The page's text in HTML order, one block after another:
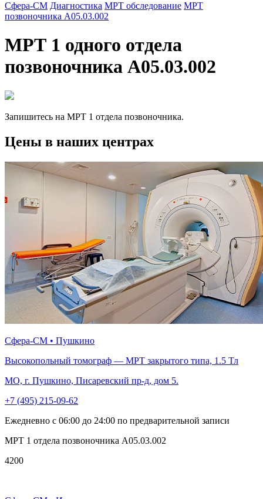
Сфера-СМ Диагностика МРТ обследование МРТ
позвоночника A05.03.002
МРТ 1 одного отдела
позвоночника A05.03.002
Запишитесь на МРТ 1 отдела позвоночника.
Цены в наших центрах
Сфера-СМ • Пушкино
Высокопольный томограф — МРТ закрытого типа, 1.5 Тл
МО, г. Пушкино, Писаревский пр-д, дом 5.
+7 (495) 215-09-62
Ежедневно с 06:00 до 24:00 по предварительной записи
МРТ 1 отдела позвоночника A05.03.002
4200